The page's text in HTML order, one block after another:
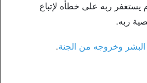
ربه على خطأه لإتباع
ربه.
البشر وخروجه من الجنة.